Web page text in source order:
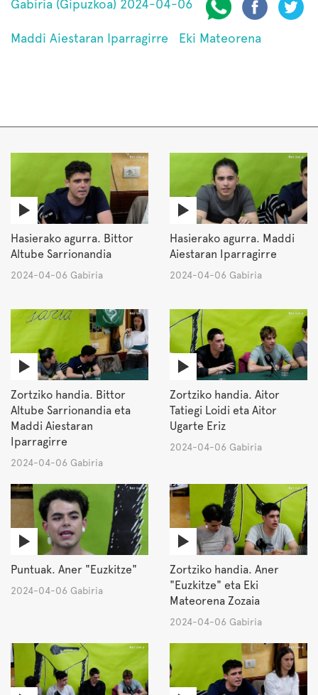
Gabiria (Gipuzkoa) 2024-04-06
Maddi Aiestaran Iparragirre Eki Mateorena
Hasierako agurra. Bittor
Altube Sarrionandia
2024-04-06 Gabiria
Hasierako agurra. Maddi
Aiestaran Iparragirre
2024-04-06 Gabiria
Zortziko handia. Bittor
Altube Sarrionandia eta
Maddi Aiestaran
Iparragirre
2024-04-06 Gabiria
Zortziko handia. Aitor
Tatiegi Loidi eta Aitor
Ugarte Eriz
2024-04-06 Gabiria
Puntuak. Aner "Euzkitze"
2024-04-06 Gabiria
Zortziko handia. Aner
"Euzkitze" eta Eki
Mateorena Zozaia
2024-04-06 Gabiria